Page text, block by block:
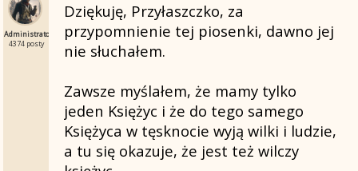
Administrator
4374 posty
Dziękuję, Przyłaszczko, za
przypomnienie tej piosenki, dawno jej
nie słuchałem.
Zawsze myślałem, że mamy tylko
jeden Księżyc i że do tego samego
Księżyca w tęsknocie wyją wilki i ludzie,
a tu się okazuje, że jest też wilczy